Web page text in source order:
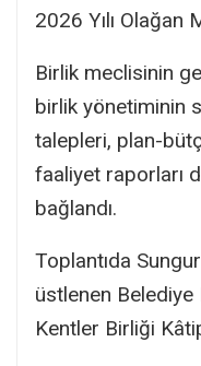
2026 Yılı Olağan
Birlik meclisinin
birlik yönetiminin
talepleri, plan-
faaliyet raporları
bağlandı.
Toplantıda
üstlenen Belediye
Kentler Birliği